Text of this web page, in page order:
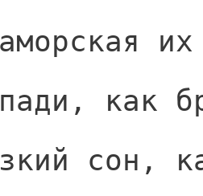
как
сон,